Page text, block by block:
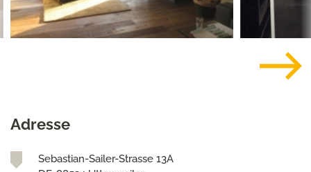
Adresse
Sebastian-Sailer-Strasse 13A